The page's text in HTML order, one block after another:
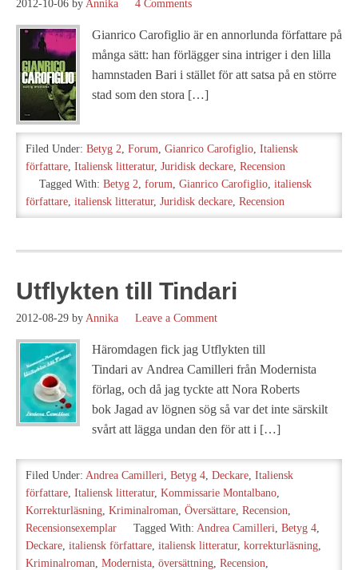
2012-10-06 by Annika 4 Comments
Gianrico Carofiglio är en annorlunda författare på
många sätt: han förlägger sina intriger i den lilla
hamnstaden Bari i stället för att satsa på en större
stad som den stora […]
Filed Under: Betyg 2, Forum, Gianrico Carofiglio, Italiensk
författare, Italiensk litteratur, Juridisk deckare, Recension
Tagged With: Betyg 2, forum, Gianrico Carofiglio, italiensk
författare, italiensk litteratur, Juridisk deckare, Recension
Utflykten till Tindari
2012-08-29 by Annika Leave a Comment
Häromdagen fick jag Utflykten till
Tindari av Andrea Camilleri från Modernista
förlag, och då jag tyckte att Nora Roberts
bok Jagad av lögnen sög så var det inte särskilt
svårt att lägga undan den för att i […]
Filed Under: Andrea Camilleri, Betyg 4, Deckare, Italiensk
författare, Italiensk litteratur, Kommissarie Montalbano,
Korrekturläsning, Kriminalroman, Översättare, Recension,
Recensionsexemplar
Tagged With: Andrea Camilleri, Betyg 4,
Deckare, italiensk författare, italiensk litteratur, korrekturläsning,
Kriminalroman, Modernista, översättning, Recension,